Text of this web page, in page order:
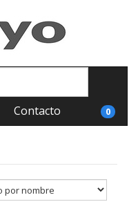
Contacto 0